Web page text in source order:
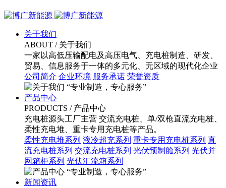
关于我们
ABOUT / 关于我们
一家以高低压输配电及高压电气、充电桩制造、研发、
贸易、信息服务于一体的多元化、无区域的现代化企业
公司简介 企业环境 服务承诺 荣誉资质
“专业制造，专心服务”
产品中心
PRODUCTS / 产品中心
充电桩源头工厂主营 交流充电桩、单/双枪直流充电桩、
柔性充电堆、重卡专用充电桩等产品。
柔性充电堆系列 液冷超充系列 重卡专用充电桩系列 直
流充电桩系列 交流充电桩系列 光伏预制舱系列 光伏并
网箱柜系列 光伏汇流箱系列
“专业制造，专心服务”
新闻资讯